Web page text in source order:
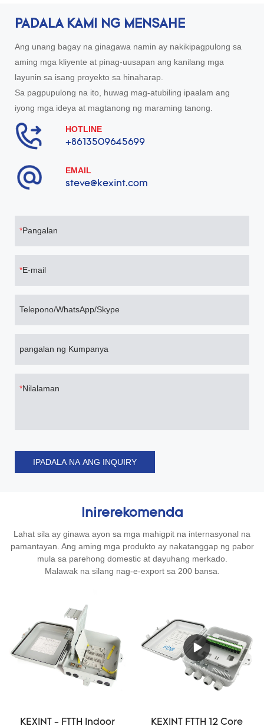
PADALA KAMI NG MENSAHE
Ang unang bagay na ginagawa namin ay nakikipagpulong sa
aming mga kliyente at pinag-uusapan ang kanilang mga
layunin sa isang proyekto sa hinaharap.
Sa pagpupulong na ito, huwag mag-atubiling ipaalam ang
iyong mga ideya at magtanong ng maraming tanong.
HOTLINE
+8613509645699
EMAIL
steve@kexint.com
Pangalan
E-mail
Telepono/WhatsApp/Skype
pangalan ng Kumpanya
Nilalaman
IPADALA NA ANG INQUIRY
Inirerekomenda
Lahat sila ay ginawa ayon sa mga mahigpit na internasyonal na
pamantayan. Ang aming mga produkto ay nakatanggap ng pabor
mula sa parehong domestic at dayuhang merkado.
Malawak na silang nag-e-export sa 200 bansa.
KEXINT - FTTH Indoor
KEXINT FTTH 12 Core